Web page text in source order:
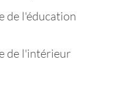
de l'éducation
de l'intérieur